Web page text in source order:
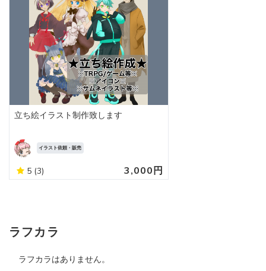
立ち絵イラスト制作致します
イラスト依頼・販売
5 (3) 3,000円
ラフカラ
ラフカラはありません。